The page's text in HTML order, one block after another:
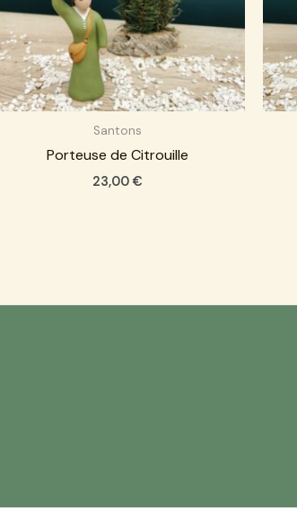
Santons
Porteuse de Citrouille
23,00 €